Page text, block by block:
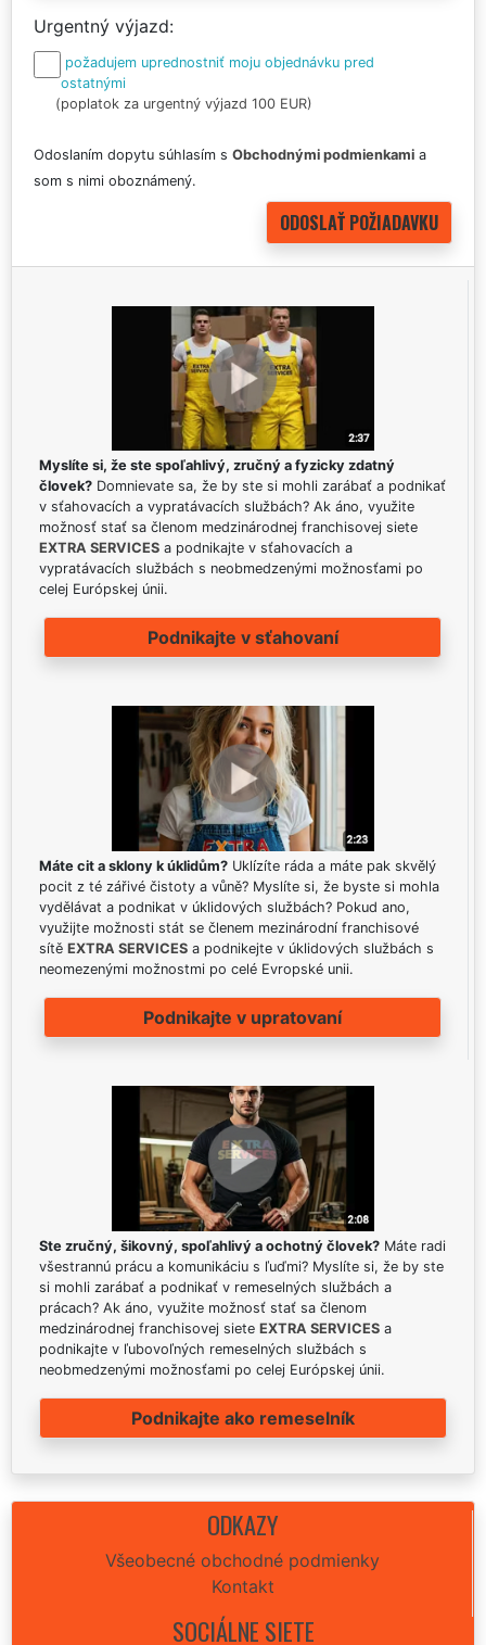
Urgentný výjazd
požadujem uprednostniť moju objednávku pred
ostatnými
(poplatok za urgentný výjazd 100 EUR)
Odoslaním dopytu súhlasím s Obchodnými podmienkami a
som s nimi oboznámený.
Myslíte si, že ste spoľahlivý, zručný a fyzicky zdatný
človek? Domnievate sa, že by ste si mohli zarábať a podnikať
v sťahovacích a vypratávacích službách? Ak áno, využite
možnosť stať sa členom medzinárodnej franchisovej siete
EXTRA SERVICES a podnikajte v sťahovacích a
vypratávacích službách s neobmedzenými možnosťami po
celej Európskej únii.
Podnikajte v sťahovaní
Máte cit a sklony k úklidům? Uklízíte ráda a máte pak skvělý
pocit z té zářivé čistoty a vůně? Myslíte si, že byste si mohla
vydělávat a podnikat v úklidových službách? Pokud ano,
využijte možnosti stát se členem mezinárodní franchisové
sítě EXTRA SERVICES a podnikejte v úklidových službách s
neomezenými možnostmi po celé Evropské unii.
Podnikajte v upratovaní
Ste zručný, šikovný, spoľahlivý a ochotný človek? Máte radi
všestrannú prácu a komunikáciu s ľuďmi? Myslíte si, že by ste
si mohli zarábať a podnikať v remeselných službách a
prácach? Ak áno, využite možnosť stať sa členom
medzinárodnej franchisovej siete EXTRA SERVICES a
podnikajte v ľubovoľných remeselných službách s
neobmedzenými možnosťami po celej Európskej únii.
Podnikajte ako remeselník
ODKAZY
Všeobecné obchodné podmienky
Kontakt
SOCIÁLNE SIETE